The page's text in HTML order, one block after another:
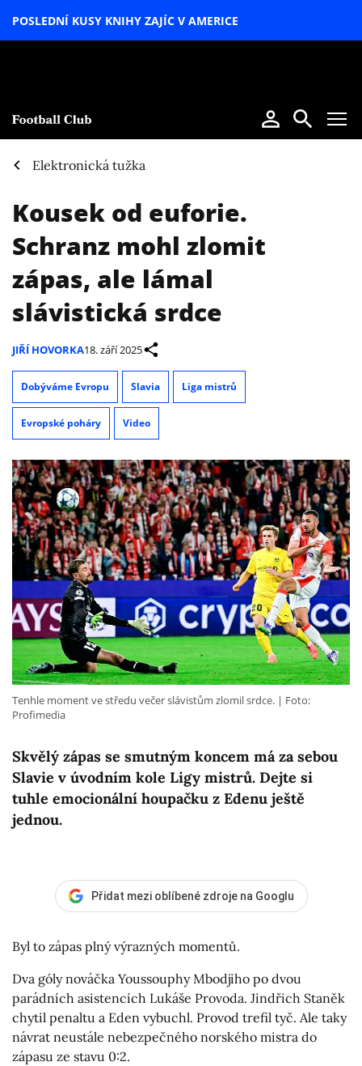
POSLEDNÍ KUSY KNIHY ZAJÍC V AMERICE
Elektronická tužka
Kousek od euforie.
Schranz mohl zlomit
zápas, ale lámal
slávistická srdce
JIŘÍ HOVORKA18. září 2025
Dobýváme Evropu Slavia Liga mistrů
Evropské poháry Video
Skvělý zápas se smutným koncem má za sebou
Slavie v úvodním kole Ligy mistrů. Dejte si
tuhle emocionální houpačku z Edenu ještě
jednou.
Tenhle moment ve středu večer slávistům zlomil srdce.
Foto:
Profimedia
Přidat mezi oblíbené zdroje na Googlu
Byl to zápas plný výrazných momentů.
Dva góly nováčka Youssouphy Mbodjiho po dvou
parádních asistencích Lukáše Provoda. Jindřich Staněk
chytil penaltu a Eden vybuchl. Provod trefil tyč. Ale taky
návrat neustále nebezpečného norského mistra do
zápasu ze stavu 0:2.